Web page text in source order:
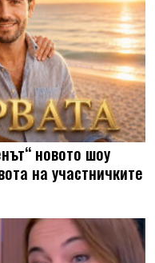
новото шоу
на участничките